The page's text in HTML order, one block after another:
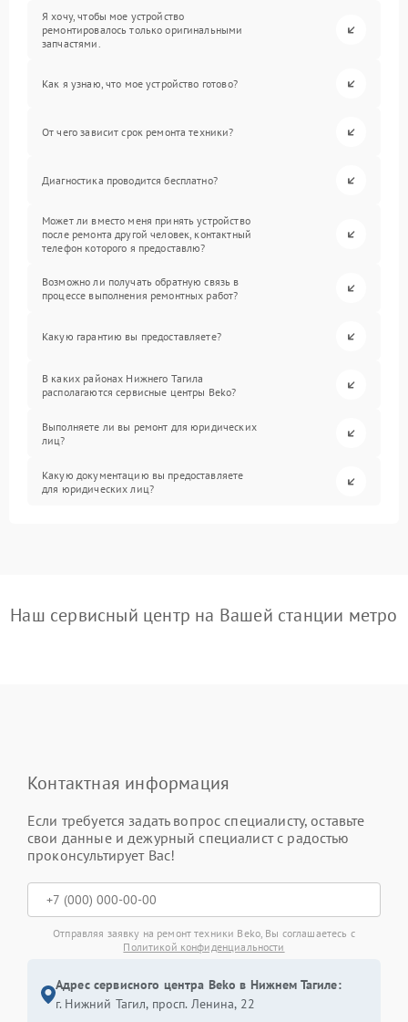
Я хочу, чтобы мое устройство
ремонтировалось только оригинальными
запчастями.
Как я узнаю, что мое устройство готово?
От чего зависит срок ремонта техники?
Диагностика проводится бесплатно?
Может ли вместо меня принять устройство
после ремонта другой человек, контактный
телефон которого я предоставлю?
Возможно ли получать обратную связь в
процессе выполнения ремонтных работ?
Какую гарантию вы предоставляете?
В каких районах Нижнего Тагила
располагаются сервисные центры Beko?
Выполняете ли вы ремонт для юридических
лиц?
Какую документацию вы предоставляете
для юридических лиц?
Наш сервисный центр на Вашей станции метро
Контактная информация
Если требуется задать вопрос специалисту, оставьте
свои данные и дежурный специалист с радостью
проконсультирует Вас!
Отправляя заявку на ремонт техники Beko, Вы соглашаетесь с
Политикой конфиденциальности
Адрес сервисного центра Beko в Нижнем Тагиле:
г. Нижний Тагил, просп. Ленина, 22